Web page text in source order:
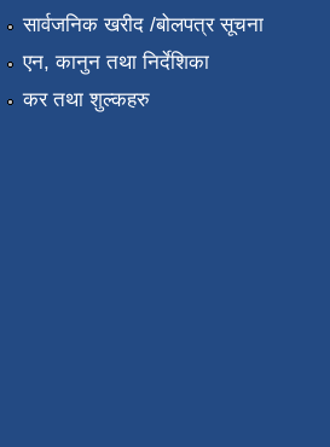
सार्वजनिक खरीद /बोलपत्र सूचना
एन, कानुन तथा निर्देशिका
कर तथा शुल्कहरु